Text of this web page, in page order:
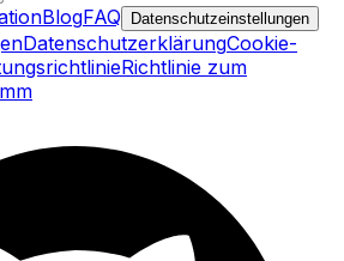
BlogFAQ Datenschutzeinstellungen
DatenschutzerklärungCookie-
Richtlinie zum